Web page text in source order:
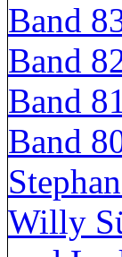
Band
Band
Band
Band
Willy